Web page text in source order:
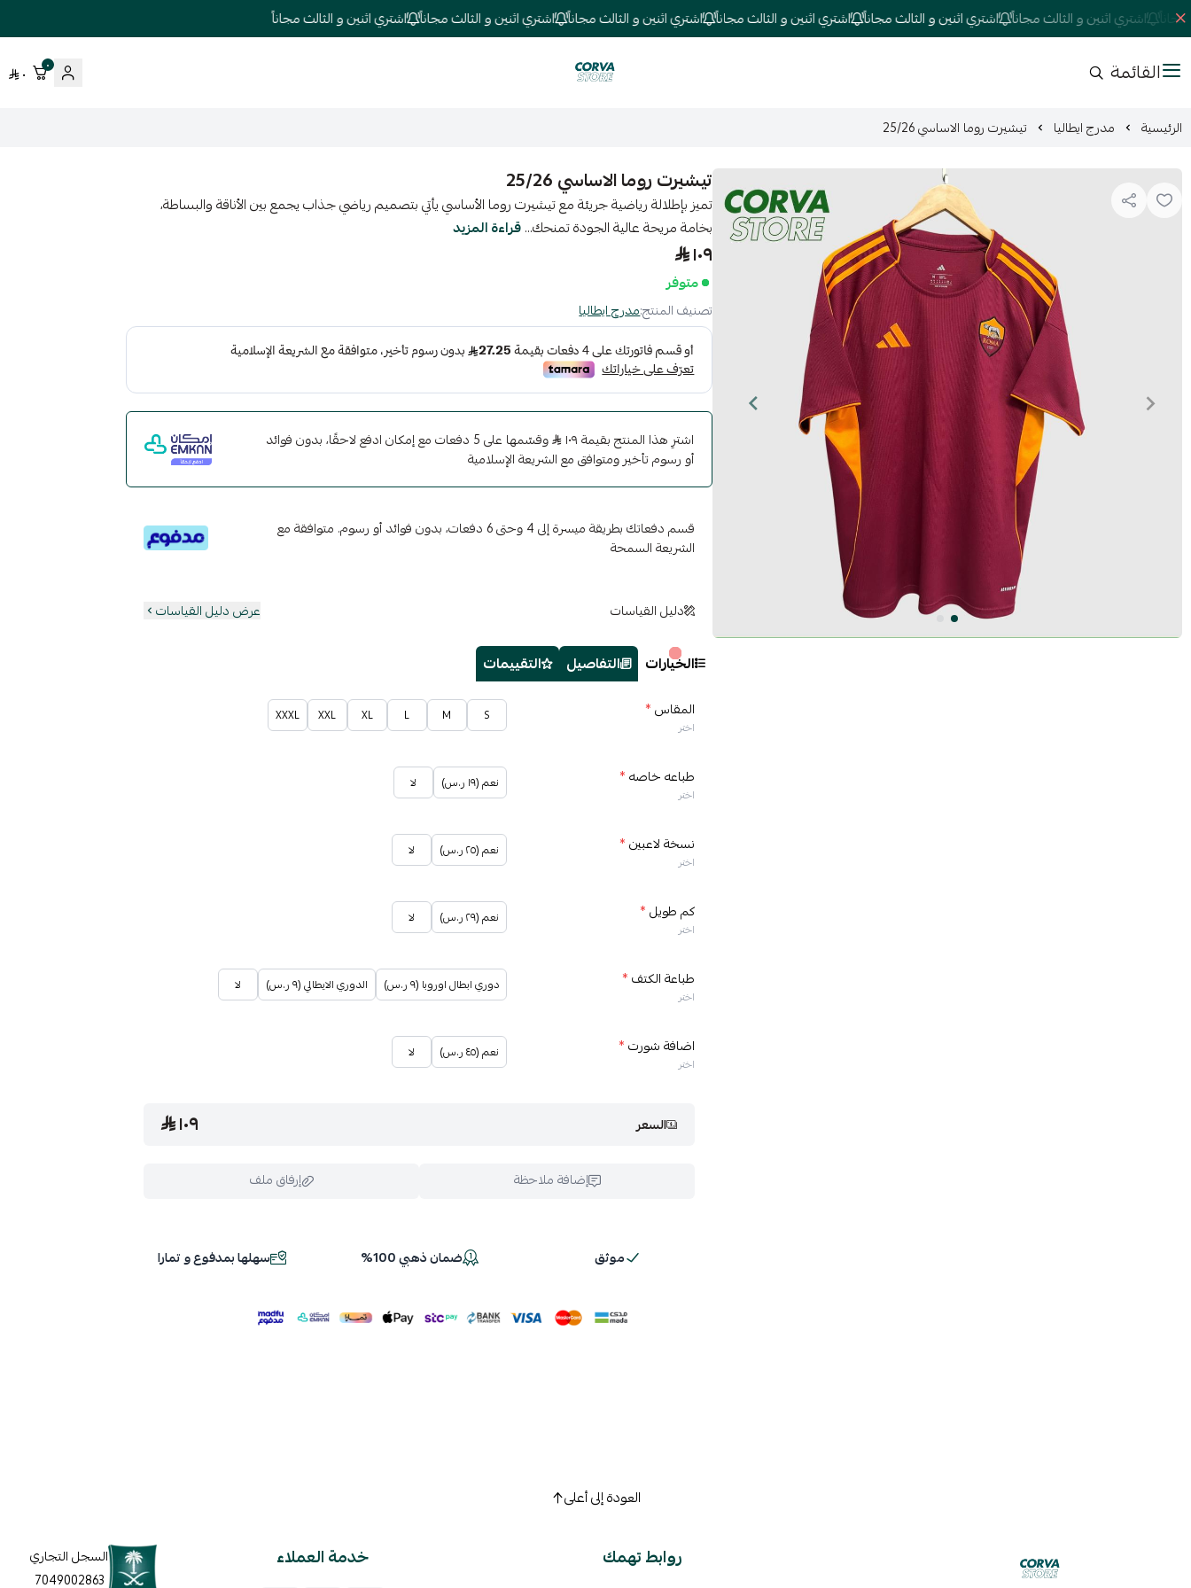
اشتري اثنين و الثالث مجاناً اشتري اثنين و الثالث مجاناً اشتري اثنين و الثالث مجاناً اشتري اثنين و الثالث مجاناً اشتري اثنين و الثالث مجاناً اشتري اثنين و الثالث مجاناً
القائمة كورفا ستور
٠ ٠
الرئيسية مدرج ايطاليا تيشيرت روما الاساسي 25/26
تيشيرت روما الاساسي 25/26
تميز بإطلالة رياضية جريئة مع تيشيرت روما الأساسي يأتي بتصميم رياضي جذاب يجمع بين الأناقة والبساطة،
بخامة مريحة عالية الجودة تمنحك...قراءة المزيد
١٠٩
متوفر
تصنيف المنتج:مدرج ايطاليا
اشترِ هذا المنتج بقيمة ١٠٩
وقسّمها على 5 دفعات مع إمكان ادفع لاحقًا، بدون فوائد
أو رسوم تأخير ومتوافق مع الشريعة الإسلامية
قسم دفعاتك بطريقة ميسرة إلى 4 وحتى 6 دفعات، بدون فوائد أو رسوم. متوافقة مع
الشريعة السمحة
دليل القياسات عرض دليل القياسات
الخيارات التفاصيل التقييمات
المقاس*
اختر
S
M
L
XL
XXL
XXXL
طباعه خاصه*
اختر
نعم (١٩ ر.س) لا
نسخة لاعبين*
اختر
نعم (٢٥ ر.س) لا
كم طويل*
اختر
نعم (٢٩ ر.س) لا
طباعة الكتف*
اختر
دوري ابطال اوروبا (٩ ر.س) الدوري الايطالي (٩ ر.س) لا
اضافة شورت*
اختر
نعم (٤٥ ر.س) لا
السعر ١٠٩
إضافة ملاحظة إرفاق ملف
اسحب و افلت الملف هنا
موثق ضمان ذهبي 100% سهلها بمدفوع و تمارا
العودة إلى أعلى
روابط تهمك خدمة العملاء
السجل التجاري
7049002863